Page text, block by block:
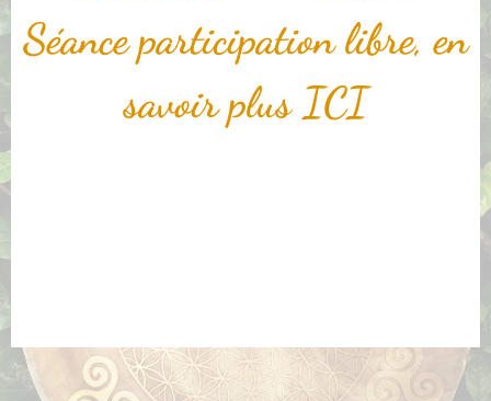
Séance participation libre, en
savoir plus ICI